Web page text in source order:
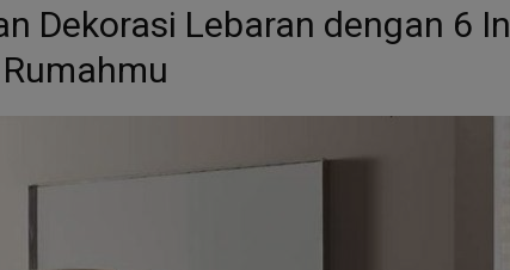
Dekorasi Lebaran dengan 6